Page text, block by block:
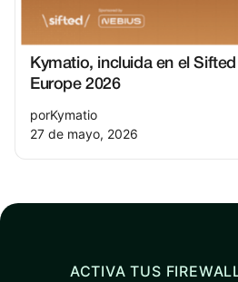
Kymatio, incluida en el
Europe 2026
porKymatio
27 de mayo, 2026
ACTIVA TUS